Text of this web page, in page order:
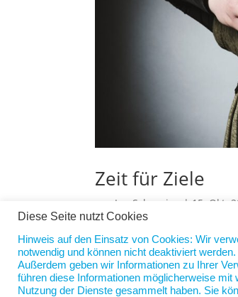
Zeit für Ziele
Jan Scherping | 15. Okt.
Gerade war ich bei meinem
Arbeitsbeginn 4 Uhr. Ich
nächste Jahr formuliert
Diese Seite nutzt Cookies
Hinweis auf den Einsatz von Cookies: Wir
notwendig und können nicht deaktiviert
Außerdem geben wir Informationen zu Ihrer
führen diese Informationen möglicherweise
Nutzung der Dienste gesammelt haben. Sie